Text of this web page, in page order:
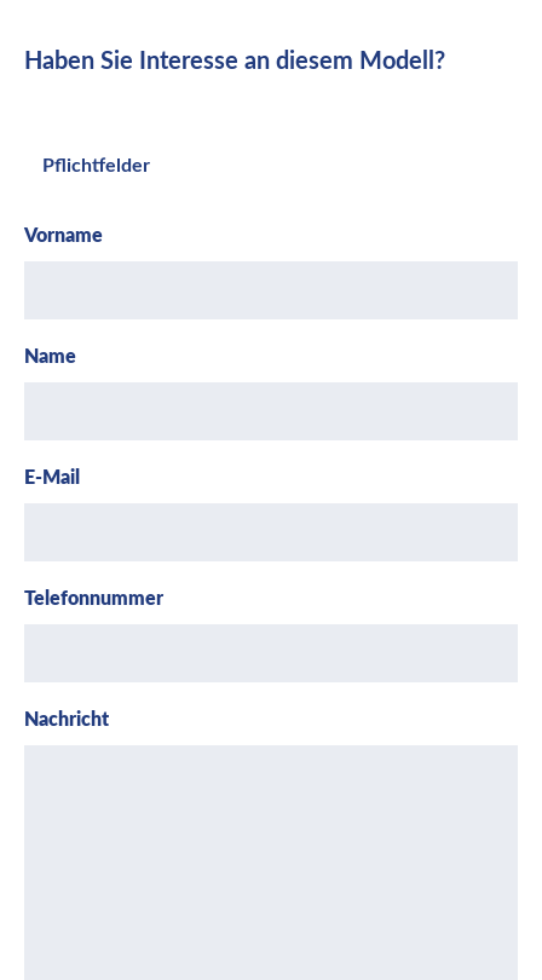
Haben Sie Interesse an diesem Modell?
Pflichtfelder
Vorname
Name
E-Mail
Telefonnummer
Nachricht